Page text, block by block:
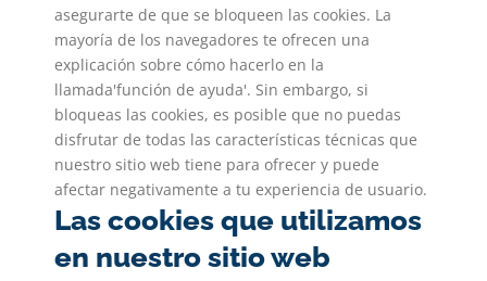
asegurarte de que se bloqueen las cookies. La
mayoría de los navegadores te ofrecen una
explicación sobre cómo hacerlo en la
llamada'función de ayuda'. Sin embargo, si
bloqueas las cookies, es posible que no puedas
disfrutar de todas las características técnicas que
nuestro sitio web tiene para ofrecer y puede
afectar negativamente a tu experiencia de usuario.
Las cookies que utilizamos
en nuestro sitio web